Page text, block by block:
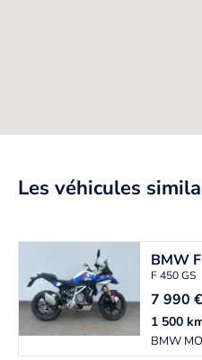
Les véhicules
BMW F
F 450 GS
7 990€
BMW
1 500